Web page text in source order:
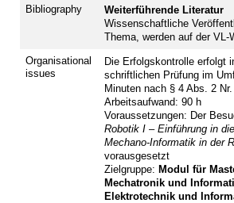
Bibliography
Weiterführende Literatur
Wissenschaftliche
Thema, werden auf der VL-
Organisational
issues
Die Erfolgskontrolle erfolgt
schriftlichen Prüfung im
Minuten nach § 4 Abs. 2 Nr.
Arbeitsaufwand: 90 h
Voraussetzungen: Der
Robotik I – Einführung in
Mechano-Informatik in der
vorausgesetzt
Zielgruppe: Modul für
Mechatronik und
Elektrotechnik und